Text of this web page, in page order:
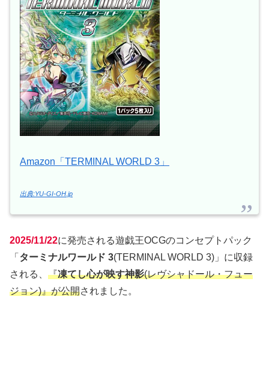
Amazon「TERMINAL WORLD 3」
出典:YU-GI-OH.jp
2025/11/22に発売される遊戯王OCGのコンセプトパック
「 ターミナルワールド 3(TERMINAL WORLD 3)」に収録
される、 『凍てし心が映す神影(レヴシャドール・フュー
ジョン)』が公開されました。